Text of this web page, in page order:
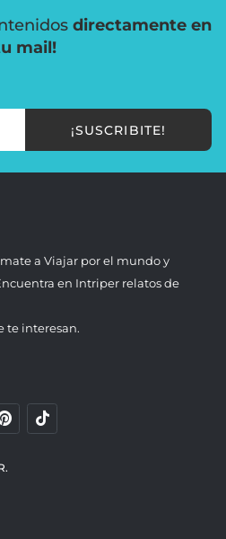
directamente en
mail!
¡SUSCRIBITE!
a Viajar por el mundo y
en Intriper relatos de
te interesan.